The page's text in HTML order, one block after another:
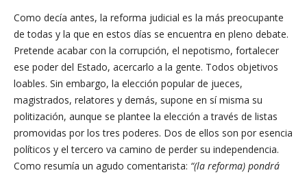
Como decía antes, la reforma judicial es la más preocupante
de todas y la que en estos días se encuentra en pleno debate.
Pretende acabar con la corrupción, el nepotismo, fortalecer
ese poder del Estado, acercarlo a la gente. Todos objetivos
loables. Sin embargo, la elección popular de jueces,
magistrados, relatores y demás, supone en sí misma su
politización, aunque se plantee la elección a través de listas
promovidas por los tres poderes. Dos de ellos son por esencia
políticos y el tercero va camino de perder su independencia.
Como resumía un agudo comentarista: “(la reforma) pondrá